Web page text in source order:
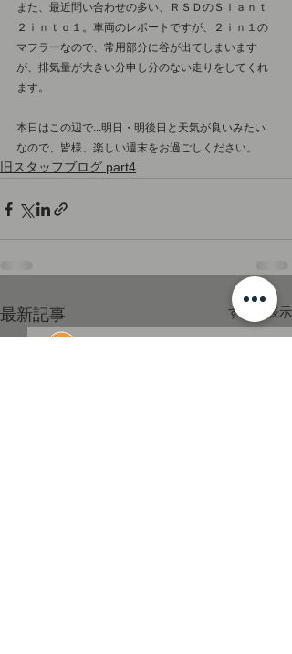
また、最近問い合わせの多い、ＲＳＤのＳｌａｎｔ
２ｉｎｔｏ１。車両のレポートですが、２ｉｎ１の
マフラーなので、常用部分に谷が出てしまいます
が、排気量が大きい分申し分のない走りをしてくれ
ます。
本日はこの辺で...明日・明後日と天気が良いみたい
なので、皆様、楽しい週末をお過ごしください。
旧スタッフブログ part4
最新記事 すべて表示